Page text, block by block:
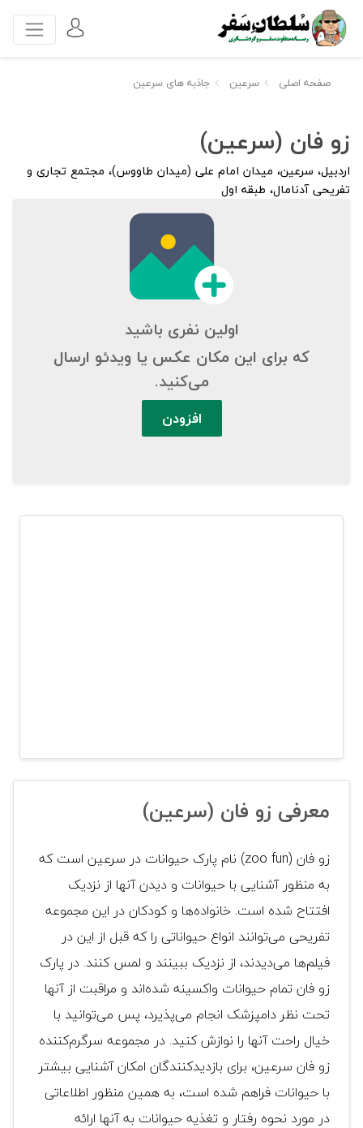
صفحه اصلی سرعین جاذبه های سرعین
زو فان (سرعین)
اردبیل، سرعین، میدان امام علی (میدان طاووس)، مجتمع تجاری و
تفریحی آدنامال، طبقه اول
اولین نفری باشید
که برای این مکان عکس یا ویدئو ارسال
می‌کنید.
افزودن
معرفی زو فان (سرعین)
زو فان (zoo fun) نام پارک حیوانات در سرعین است که
به منظور آشنایی با حیوانات و دیدن آنها از نزدیک
افتتاح شده است. خانواده‌ها و کودکان در این مجموعه
تفریحی می‌توانند انواع حیواناتی را که قبل از این در
فیلم‌ها می‌دیدند، از نزدیک ببینند و لمس کنند. در پارک
زو فان تمام حیوانات واکسینه شده‌اند و مراقبت از آنها
تحت نظر دامپزشک انجام می‌پذیرد، پس می‌توانید با
خیال راحت آنها را نوازش کنید. در مجموعه سرگرم‌کننده
زو فان سرعین، برای بازدیدکنندگان امکان آشنایی بیشتر
با حیوانات فراهم شده است، به همین منظور اطلاعاتی
در مورد نحوه رفتار و تغذیه حیوانات به آنها ارائه